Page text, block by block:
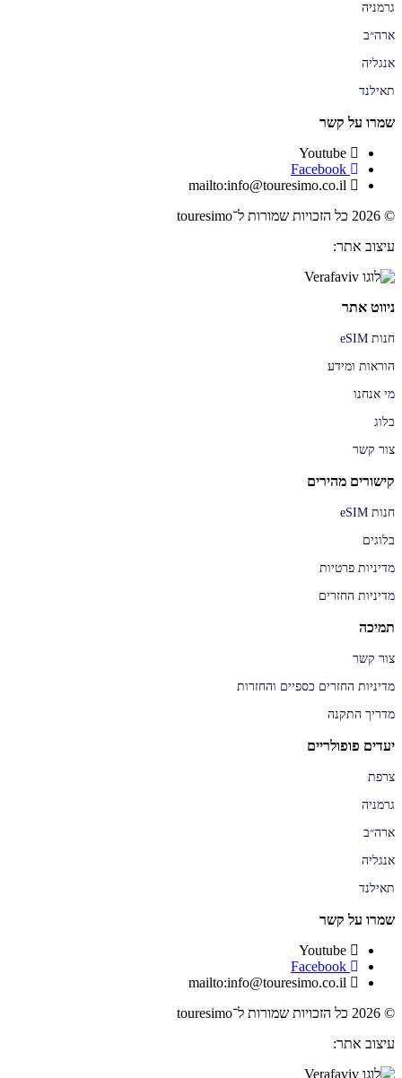
גרמניה
ארה״ב
אנגליה
תאילנד
שמרו על קשר
Youtube
Facebook
mailto:info@touresimo.co.il
© 2026 כל הזכויות שמורות ל־touresimo
עיצוב אתר:
ניווט אתר
חנות eSIM
הוראות ומידע
מי אנחנו
בלוג
צור קשר
קישורים מהירים
חנות eSIM
בלוגים
מדיניות פרטיות
מדיניות החזרים
תמיכה
צור קשר
מדיניות החזרים כספיים והחזרות
מדריך התקנה
יעדים פופולריים
צרפת
גרמניה
ארה״ב
אנגליה
תאילנד
שמרו על קשר
Youtube
Facebook
mailto:info@touresimo.co.il
© 2026 כל הזכויות שמורות ל־touresimo
עיצוב אתר: